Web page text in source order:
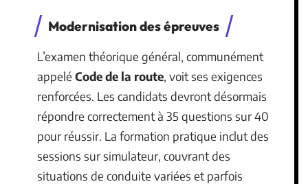
Modernisation des épreuves
L’examen théorique général, communément
appelé Code de la route, voit ses exigences
renforcées. Les candidats devront désormais
répondre correctement à 35 questions sur 40
pour réussir. La formation pratique inclut des
sessions sur simulateur, couvrant des
situations de conduite variées et parfois